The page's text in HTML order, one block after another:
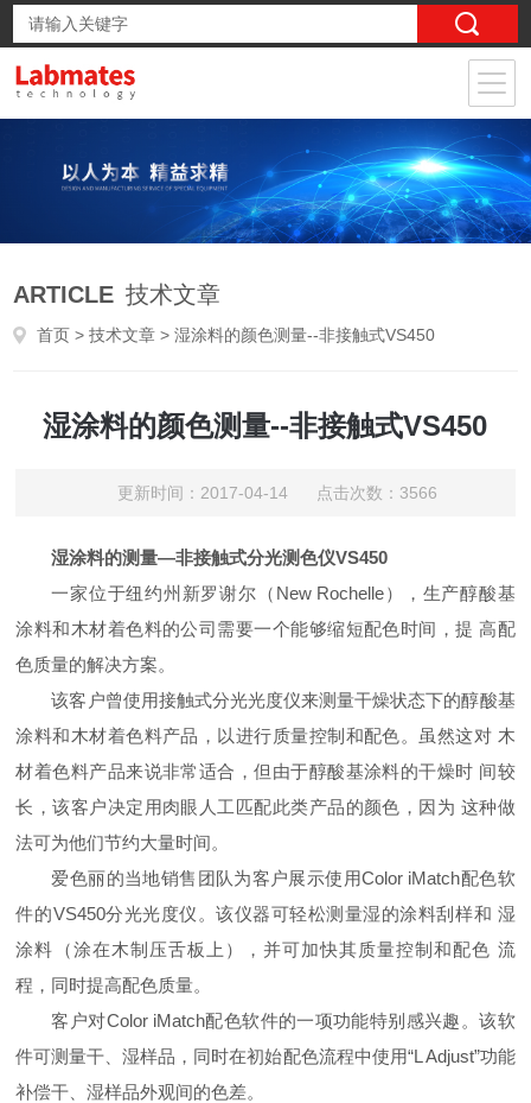
ARTICLE 技术文章
首页 >技术文章 > 湿涂料的颜色测量--非接触式VS450
湿涂料的颜色测量--非接触式VS450
更新时间：2017-04-14 点击次数：3566
湿涂料的测量—非接触式分光测色仪VS450
一家位于纽约州新罗谢尔（ New Rochelle），生产醇酸基
涂料和木材着色料的公司需要一个能够缩短配色时间，提 高配
色质量的解决方案。
该客户曾使用接触式分光光度仪来测量干燥状态下的醇酸基
涂料和木材着色料产品，以进行质量控制和配色。虽然这对 木
材着色料产品来说非常适合，但由于醇酸基涂料的干燥时 间较
长，该客户决定用肉眼人工匹配此类产品的颜色，因为 这种做
法可为他们节约大量时间。
爱色丽的当地销售团队为客户展示使用Color iMatch配色软
件的VS450分光光度仪。该仪器可轻松测量湿的涂料刮样和 湿
涂料（涂在木制压舌板上），并可加快其质量控制和配色 流
程，同时提高配色质量。
客户对Color iMatch配色软件的一项功能特别感兴趣。该软
件可测量干、湿样品，同时在初始配色流程中使用“L Adjust”功能
补偿干、湿样品外观间的色差。